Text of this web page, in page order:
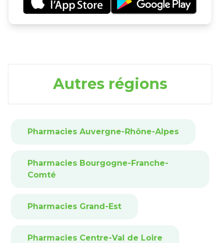
Autres régions
Pharmacies Auvergne-Rhône-Alpes
Pharmacies Bourgogne-Franche-
Comté
Pharmacies Grand-Est
Pharmacies Centre-Val de Loire